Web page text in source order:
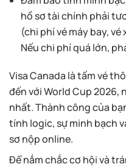
hồ sơ tài chính phải
(chi phí vé máy bay,
Nếu chi phí quá lớn,
Visa Canada là tấm vé
đến với World Cup
nhất. Thành công của
tính logic, sự minh bạch
sơ nộp online.
Để nắm chắc cơ hội và